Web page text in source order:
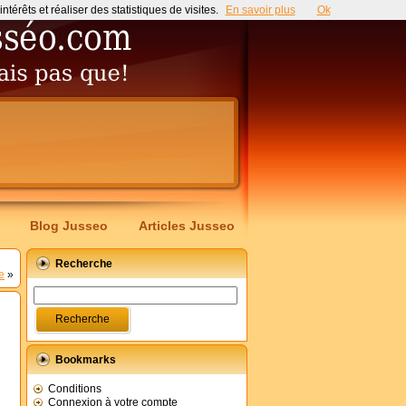
Blog Jusseo Articles Jusseo
»
Recherche
Bookmarks
Conditions
Connexion à votre compte
et réaliser des statistiques de visites. En savoir plus Ok